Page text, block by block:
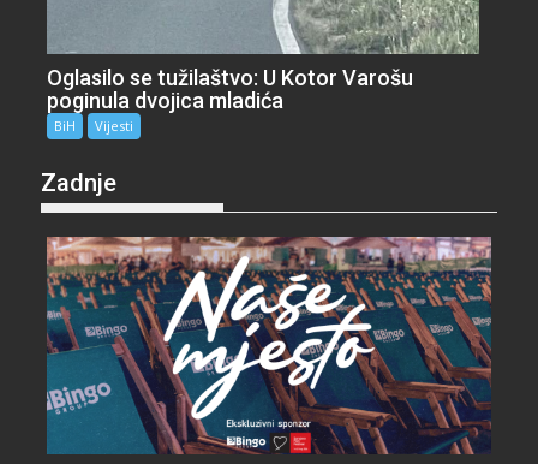
Oglasilo se tužilaštvo: U Kotor Varošu
poginula dvojica mladića
BiH Vijesti
Zadnje